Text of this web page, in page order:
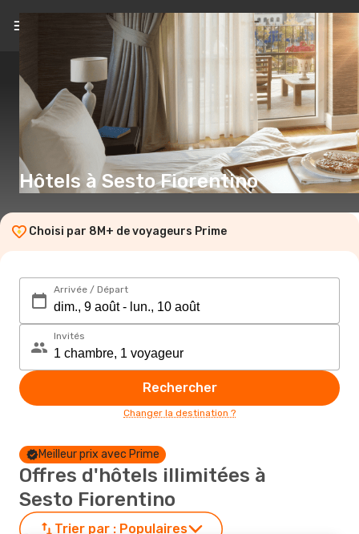
FR(€)
Hôtels à Sesto Fiorentino
Choisi par 8M+ de voyageurs Prime
Arrivée / Départ
Invités
Rechercher
Changer la destination ?
Meilleur prix avec Prime
Offres d'hôtels illimitées à
Sesto Fiorentino
Trier par : Populaires